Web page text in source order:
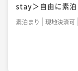
stay＞自由に素泊
グ＆アトラクショ
素泊まり 現地決済可